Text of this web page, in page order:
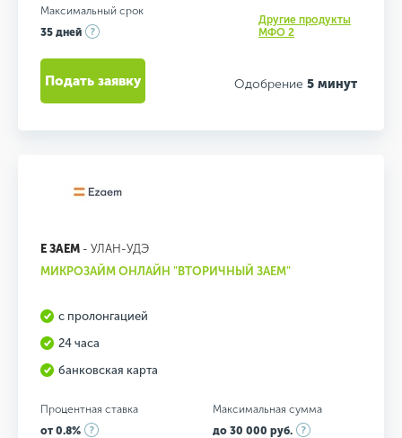
Максимальный срок
35 дней
Другие продукты
МФО 2
Одобрение 5 минут
Подать заявку
Е ЗАЕМ - УЛАН-УДЭ
МИКРОЗАЙМ ОНЛАЙН "ВТОРИЧНЫЙ ЗАЕМ"
с пролонгацией
24 часа
банковская карта
Процентная ставка
от 0.8%
Максимальная сумма
до 30 000 руб.